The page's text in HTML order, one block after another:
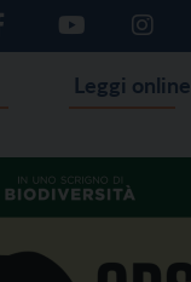
Leggi online